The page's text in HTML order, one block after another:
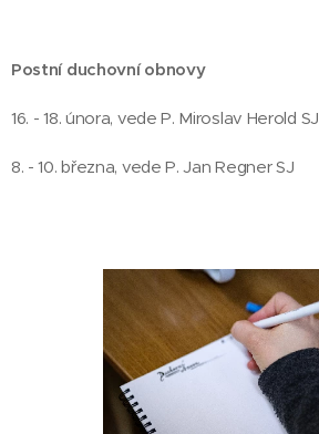
Postní duchovní obnovy
16. - 18. února, vede P. Miroslav Herold SJ
8. - 10. března, vede P. Jan Regner SJ